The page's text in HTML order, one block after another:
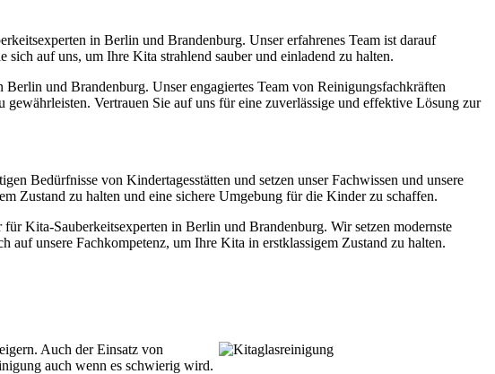
in Berlin und Brandenburg. Unser erfahrenes Team ist darauf
auf uns, um Ihre Kita strahlend sauber und einladend zu halten.
und Brandenburg. Unser engagiertes Team von Reinigungsfachkräften
Vertrauen Sie auf uns für eine zuverlässige und effektive Lösung zur
Bedürfnisse von Kindertagesstätten und setzen unser Fachwissen und unsere
Zustand zu halten und eine sichere Umgebung für die Kinder zu schaffen.
Kita-Sauberkeitsexperten in Berlin und Brandenburg. Wir setzen modernste
auf unsere Fachkompetenz, um Ihre Kita in erstklassigem Zustand zu halten.
Auch der Einsatz von
auch wenn es schwierig wird.